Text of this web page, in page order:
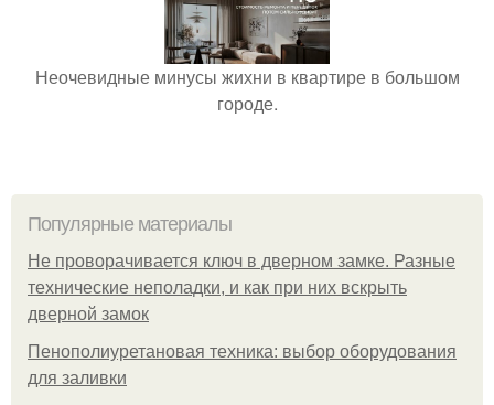
Неочевидные минусы жихни в квартире в большом
городе.
Популярные материалы
Не проворачивается ключ в дверном замке. Разные
технические неполадки, и как при них вскрыть
дверной замок
Пенополиуретановая техника: выбор оборудования
для заливки